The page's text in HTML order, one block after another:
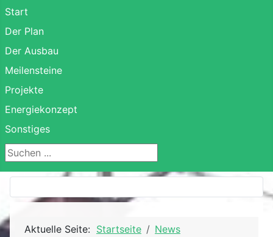
Start
Der Plan
Der Ausbau
Meilensteine
Projekte
Energiekonzept
Sonstiges
Suchen ...
Aktuelle Seite: Startseite
News